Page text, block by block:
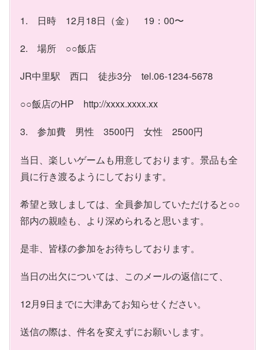
1. 日時 12月18日（金） 19：00〜
2. 場所 ○○飯店
JR中里駅 西口 徒歩3分 tel.06-1234-5678
○○飯店のHP http://xxxx.xxxx.xx
3. 参加費 男性 3500円 女性 2500円
当日、楽しいゲームも用意しております。景品も全
員に行き渡るようにしております。
希望と致しましては、全員参加していただけると○○
部内の親睦も、より深められると思います。
是非、皆様の参加をお待ちしております。
当日の出欠については、このメールの返信にて、
12月9日までに大津あてお知らせください。
送信の際は、件名を変えずにお願いします。